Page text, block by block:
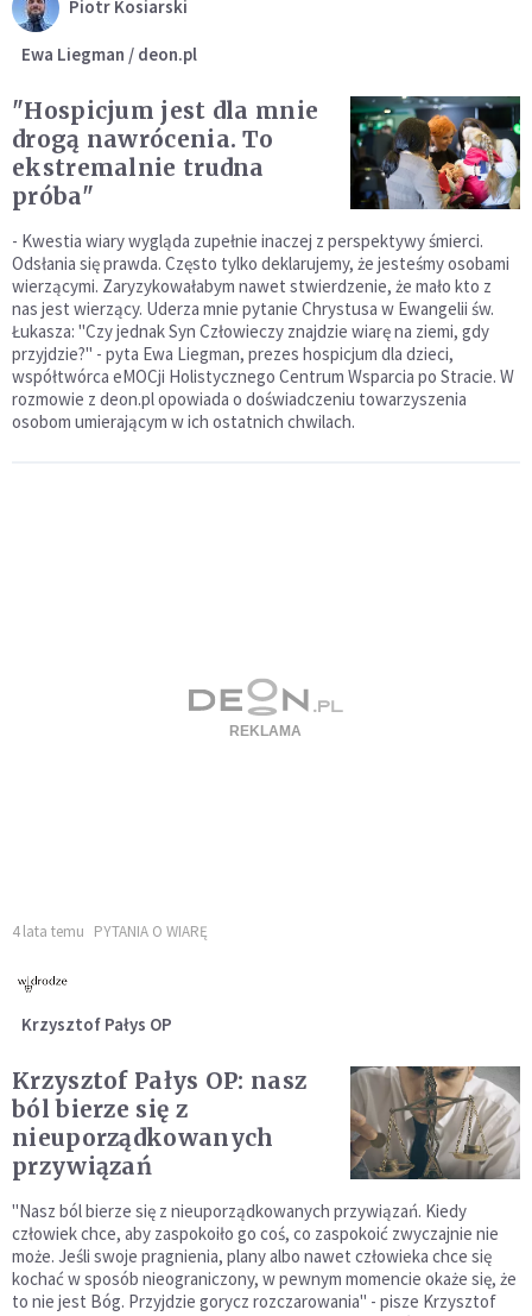
Piotr Kosiarski
Ewa Liegman / deon.pl
"Hospicjum jest dla mnie
drogą nawrócenia. To
ekstremalnie trudna
próba"
- Kwestia wiary wygląda zupełnie inaczej z perspektywy śmierci.
Odsłania się prawda. Często tylko deklarujemy, że jesteśmy osobami
wierzącymi. Zaryzykowałabym nawet stwierdzenie, że mało kto z
nas jest wierzący. Uderza mnie pytanie Chrystusa w Ewangelii św.
Łukasza: "Czy jednak Syn Człowieczy znajdzie wiarę na ziemi, gdy
przyjdzie?" - pyta Ewa Liegman, prezes hospicjum dla dzieci,
współtwórca eMOCji Holistycznego Centrum Wsparcia po Stracie. W
rozmowie z deon.pl opowiada o doświadczeniu towarzyszenia
osobom umierającym w ich ostatnich chwilach.
4 lata temu PYTANIA O WIARĘ
Krzysztof Pałys OP
Krzysztof Pałys OP: nasz
ból bierze się z
nieuporządkowanych
przywiązań
"Nasz ból bierze się z nieuporządkowanych przywiązań. Kiedy
człowiek chce, aby zaspokoiło go coś, co zaspokoić zwyczajnie nie
może. Jeśli swoje pragnienia, plany albo nawet człowieka chce się
kochać w sposób nieograniczony, w pewnym momencie okaże się, że
to nie jest Bóg. Przyjdzie gorycz rozczarowania" - pisze Krzysztof